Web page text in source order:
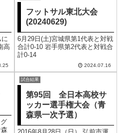
高
フットサル東北大会
(20240629)
6月29日(土)宮城県第1代表と対戦
合計0-10 岩手県第2代表と対戦合
計0-14
2024.07.16
試合結果
第95回 全日本高校サ
ッカー選手権大会（青
森県一次予選）